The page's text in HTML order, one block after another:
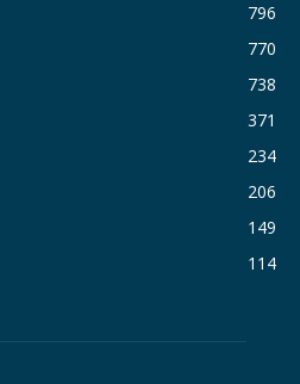
796
770
738
371
234
206
149
114